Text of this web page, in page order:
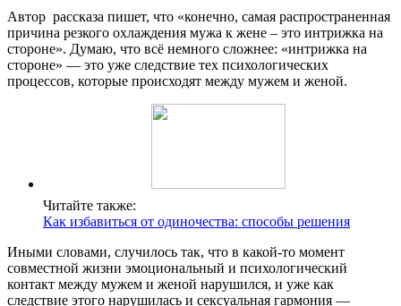
Автор рассказа пишет, что «конечно, самая распространенная
причина резкого охлаждения мужа к жене – это интрижка на
стороне». Думаю, что всё немного сложнее: «интрижка на
стороне» — это уже следствие тех психологических
процессов, которые происходят между мужем и женой.
Читайте также:
Как избавиться от одиночества: способы решения
Иными словами, случилось так, что в какой-то момент
совместной жизни эмоциональный и психологический
контакт между мужем и женой нарушился, и уже как
следствие этого нарушилась и сексуальная гармония —